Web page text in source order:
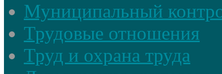
Муниципальный
Трудовые отношения
Труд и охрана труда